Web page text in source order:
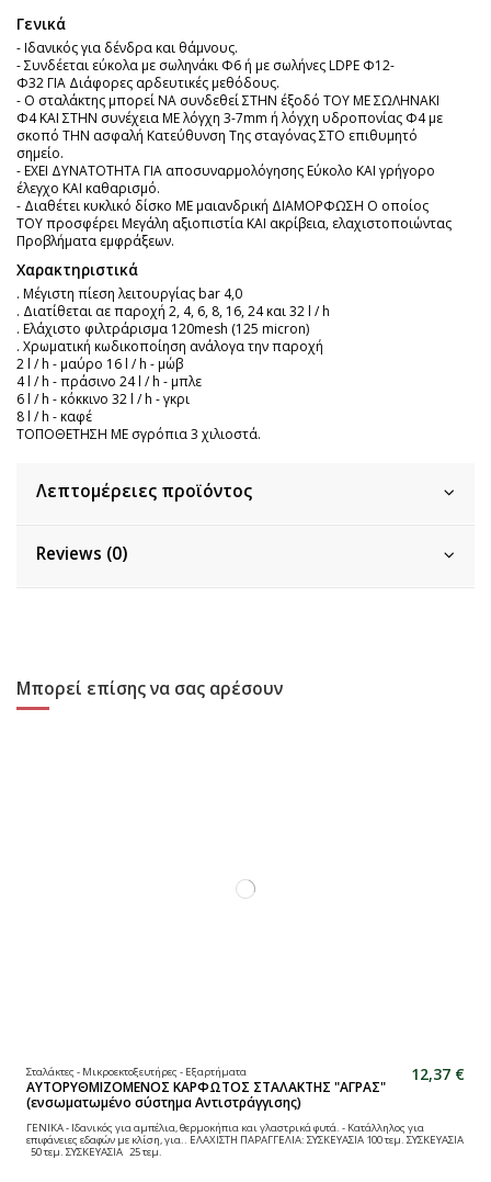
Γενικά
- Ιδανικός για δένδρα και θάμνους.
- Συνδέεται εύκολα με σωληνάκι Φ6 ή με σωλήνες LDPE Φ12-
Φ32 ΓΙΑ Διάφορες αρδευτικές μεθόδους.
- O σταλάκτης μπορεί ΝΑ συνδεθεί ΣΤΗΝ έξοδό ΤΟΥ ΜΕ ΣΩΛΗΝΑΚΙ
Φ4 ΚΑΙ ΣΤΗΝ συνέχεια ΜΕ λόγχη 3-7mm ή λόγχη υδροπονίας Φ4 με
σκοπό ΤΗΝ ασφαλή Κατεύθυνση Της σταγόνας ΣΤΟ επιθυμητό
σημείο.
- ΕΧΕΙ ΔΥΝΑΤΟΤΗΤΑ ΓΙΑ αποσυναρμολόγησης Εύκολο ΚΑΙ γρήγορο
έλεγχο ΚΑΙ καθαρισμό.
- Διαθέτει κυκλικό δίσκο ΜΕ μαιανδρική ΔΙΑΜΟΡΦΩΣΗ Ο οποίος
ΤΟΥ προσφέρει Μεγάλη αξιοπιστία ΚΑΙ ακρίβεια, ελαχιστοποιώντας
Προβλήματα εμφράξεων.
Χαρακτηριστικά
. Μέγιστη πίεση λειτουργίας bar 4,0
. Διατίθεται αε παροχή 2, 4, 6, 8, 16, 24 και 32 l / h
. Ελάχιστο φιλτράρισμα 120mesh (125 micron)
. Χρωματική κωδικοποίηση ανάλογα την παροχή
2 l / h - μαύρο 16 l / h - μώβ
4 l / h - πράσινο 24 l / h - μπλε
6 l / h - κόκκινο 32 l / h - γκρι
8 l / h - καφέ
ΤΟΠΟΘΕΤΗΣΗ ΜΕ σγρόπια 3 χιλιοστά.
Λεπτομέρειες προϊόντος
Reviews (0)
Μπορεί επίσης να σας αρέσουν
Σταλάκτες - Μικροεκτοξευτήρες - Εξαρτήματα
ΑΥΤΟΡΥΘΜΙΖΟΜΕΝΟΣ ΚΑΡΦΩΤΟΣ ΣΤΑΛΑΚΤΗΣ "ΑΓΡΑΣ"
(ενσωματωμένο σύστημα Αντιστράγγισης)
12,37 €
ΓΕΝΙΚΑ - Ιδανικός για αμπέλια, θερμοκήπια και γλαστρικά φυτά. - Κατάλληλος για
επιφάνειες εδαφών με κλίση, για.. ΕΛΑΧΙΣΤΗ ΠΑΡΑΓΓΕΛΙΑ: ΣΥΣΚΕΥΑΣΙΑ 100 τεμ. ΣΥΣΚΕΥΑΣΙΑ
50 τεμ. ΣΥΣΚΕΥΑΣΙΑ 25 τεμ.